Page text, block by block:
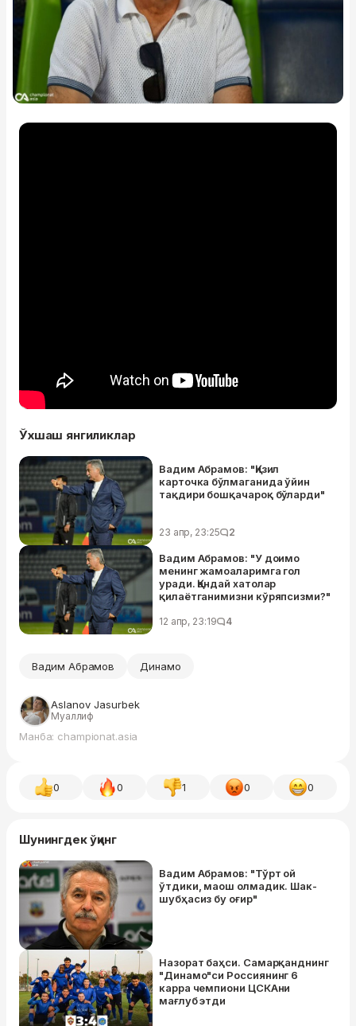
Ўхшаш янгиликлар
Вадим Абрамов: "Қизил
карточка бўлмаганида ўйин
тақдири бошқачароқ бўларди"
23 апр, 23:25 2
Вадим Абрамов: "У доимо
менинг жамоаларимга гол
уради. Қандай хатолар
қилаётганимизни кўряпсизми?"
12 апр, 23:19 4
Вадим Абрамов Динамо
Aslanov Jasurbek
Муаллиф
Манба: championat.asia
0 0 1 0 0
Шунингдек ўқинг
Вадим Абрамов: "Тўрт ой
ўтдики, маош олмадик. Шак-
шубҳасиз бу оғир"
Назорат баҳси. Самарқанднинг
"Динамо"си Россиянинг 6
карра чемпиони ЦСКАни
мағлуб этди